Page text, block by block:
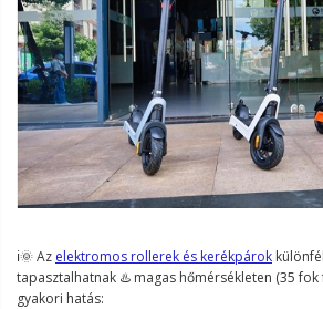
ℹ️🌞 Az elektromos rollerek és kerékpárok
tapasztalhatnak ♨️ magas hőmérsékleten (35 fok
gyakori hatás: